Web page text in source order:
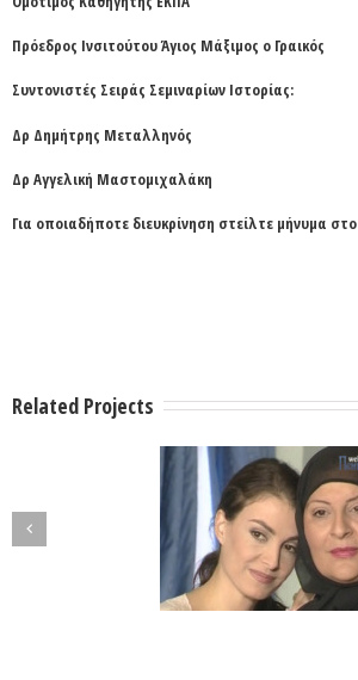
Πρόεδρος Ινσιτούτου Άγιος Μάξιμος ο Γραικός
Συντονιστές Σειράς Σεμιναρίων Ιστορίας:
Δρ Δημήτρης Μεταλληνός
Δρ Αγγελική Μαστομιχαλάκη
Για οποιαδήποτε διευκρίνηση στείλτε μήνυμα στο
Related Projects